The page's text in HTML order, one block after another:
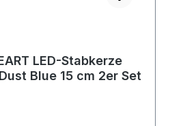
LED-Stabkerze
Blue 15 cm 2er Set